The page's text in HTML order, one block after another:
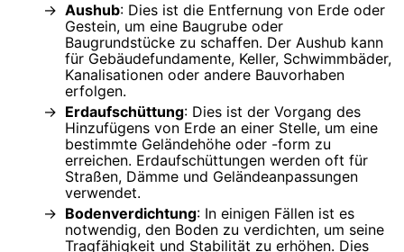
Aushub: Dies ist die Entfernung von Erde oder
Gestein, um eine Baugrube oder
Baugrundstücke zu schaffen. Der Aushub kann
für Gebäudefundamente, Keller, Schwimmbäder,
Kanalisationen oder andere Bauvorhaben
erfolgen.
Erdaufschüttung: Dies ist der Vorgang des
Hinzufügens von Erde an einer Stelle, um eine
bestimmte Geländehöhe oder -form zu
erreichen. Erdaufschüttungen werden oft für
Straßen, Dämme und Geländeanpassungen
verwendet.
Bodenverdichtung: In einigen Fällen ist es
notwendig, den Boden zu verdichten, um seine
Tragfähigkeit und Stabilität zu erhöhen. Dies